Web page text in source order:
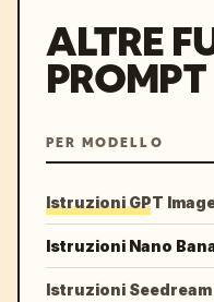
ALTRE
PROMPT
PER MODELLO
Istruzioni GPT
Istruzioni Nano
Istruzioni Seedream